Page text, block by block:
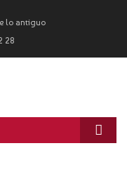
lo antiguo
28